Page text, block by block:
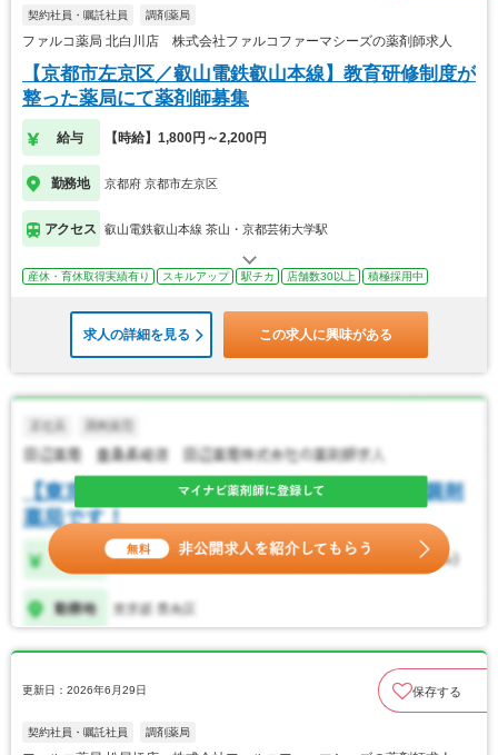
契約社員・嘱託社員 調剤薬局
ファルコ薬局 北白川店 株式会社ファルコファーマシーズの薬剤師求人
【京都市左京区／叡山電鉄叡山本線】教育研修制度が
整った薬局にて薬剤師募集
給与 【時給】1,800円～2,200円
勤務地 京都府 京都市左京区
アクセス 叡山電鉄叡山本線 茶山・京都芸術大学駅
産休・育休取得実績有り スキルアップ 駅チカ 店舗数30以上 積極採用中
求人の詳細を見る この求人に興味がある
更新日：2026年6月29日 保存する
契約社員・嘱託社員 調剤薬局